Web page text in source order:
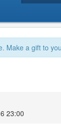
Make a gift to
23:00